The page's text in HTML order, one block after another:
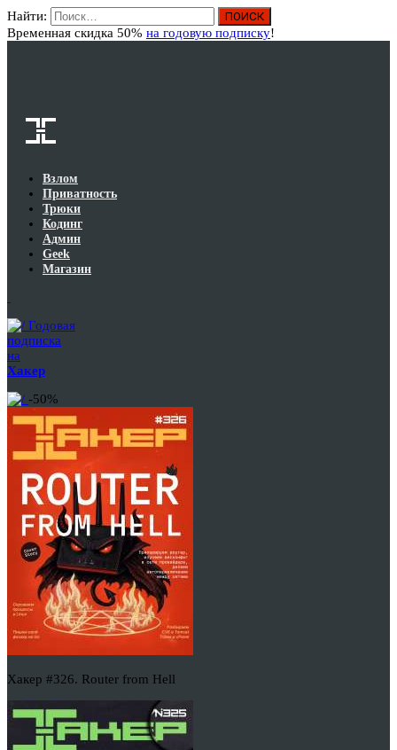
Найти:
Временная скидка 50% на годовую подписку!
Взлом
Приватность
Трюки
Кодинг
Админ
Geek
Магазин
Годовая
подписка
на
Хакер
-50%
Хакер #326. Router from Hell